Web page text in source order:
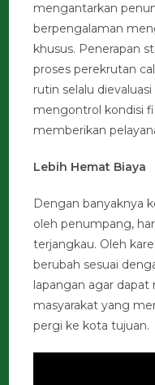
mengantarkan
berpengalaman
khusus. Penerapan
proses perekrutan
rutin selalu
mengontrol kondisi
memberikan
Lebih Hemat Biaya
Dengan banyaknya
oleh penumpang,
terjangkau. Oleh
berubah sesuai
lapangan agar
masyarakat yang
pergi ke kota tujuan.